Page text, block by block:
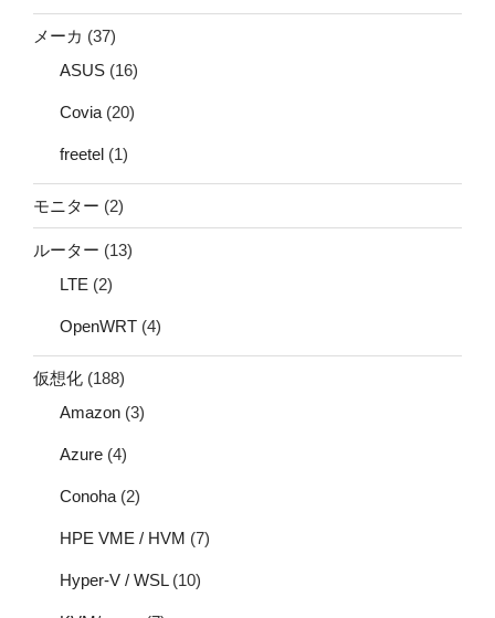
メーカ (37)
ASUS (16)
Covia (20)
freetel (1)
モニター (2)
ルーター (13)
LTE (2)
OpenWRT (4)
仮想化 (188)
Amazon (3)
Azure (4)
Conoha (2)
HPE VME / HVM (7)
Hyper-V / WSL(10)